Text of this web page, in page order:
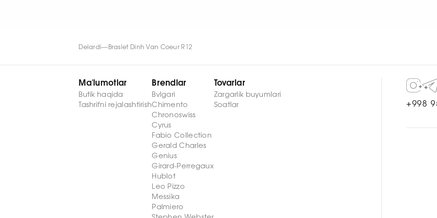
Delardi— Braslet Dinh Van Coeur R12
Ma'lumotlar
Butik haqida
Tashrifni rejalashtirish
Brendlar
Bvlgari
Chimento
Chronoswiss
Cyrus
Fabio Collection
Gerald Charles
Genius
Girard-Perregaux
Hublot
Leo Pizzo
Messika
Palmiero
Tovarlar
Zargarlik buyumlari
Soatlar
+998